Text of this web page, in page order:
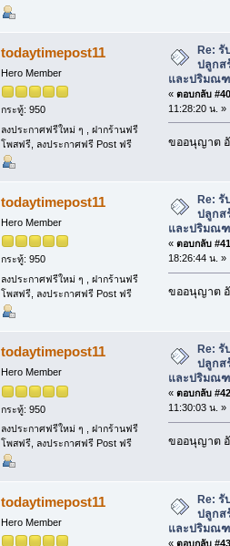
todaytimepost11
Hero Member
กระทู้: 950
ลงประกาศฟรีใหม่ ๆ , ฝากร้านฟรี
โพสฟรี, ลงประกาศฟรี Post ฟรี
Re: รั
ปลูกส
และปริมณ
« ตอบกลับ
11:28:20 น. »
ขออนุญาต
todaytimepost11
Hero Member
กระทู้: 950
ลงประกาศฟรีใหม่ ๆ , ฝากร้านฟรี
โพสฟรี, ลงประกาศฟรี Post ฟรี
Re: รั
ปลูกส
และปริมณ
« ตอบกลับ
18:26:44 น. »
ขออนุญาต
todaytimepost11
Hero Member
กระทู้: 950
ลงประกาศฟรีใหม่ ๆ , ฝากร้านฟรี
โพสฟรี, ลงประกาศฟรี Post ฟรี
Re: รั
ปลูกส
และปริมณ
« ตอบกลับ
11:30:03 น. »
ขออนุญาต
todaytimepost11
Hero Member
Re: รั
ปลูกส
และปริมณ
« ตอบกลับ